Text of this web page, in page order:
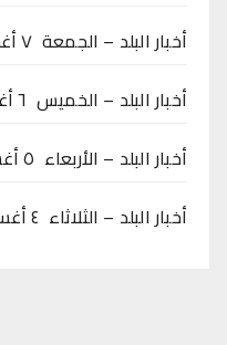
أخبار البلد – الجمعة ٧ أغسطس ٢٠٢٦م
أخبار البلد – الخميس ٦ أغسطس ٢٠٢٦م
أخبار البلد – الأربعاء ٥ أغسطس ٢٠٢٦م
أخبار البلد – الثلاثاء ٤ أغسطس ٢٠٢٦م